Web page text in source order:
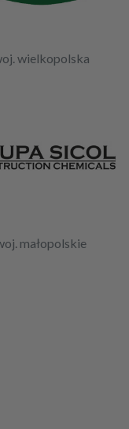
wielkopolska
małopolskie